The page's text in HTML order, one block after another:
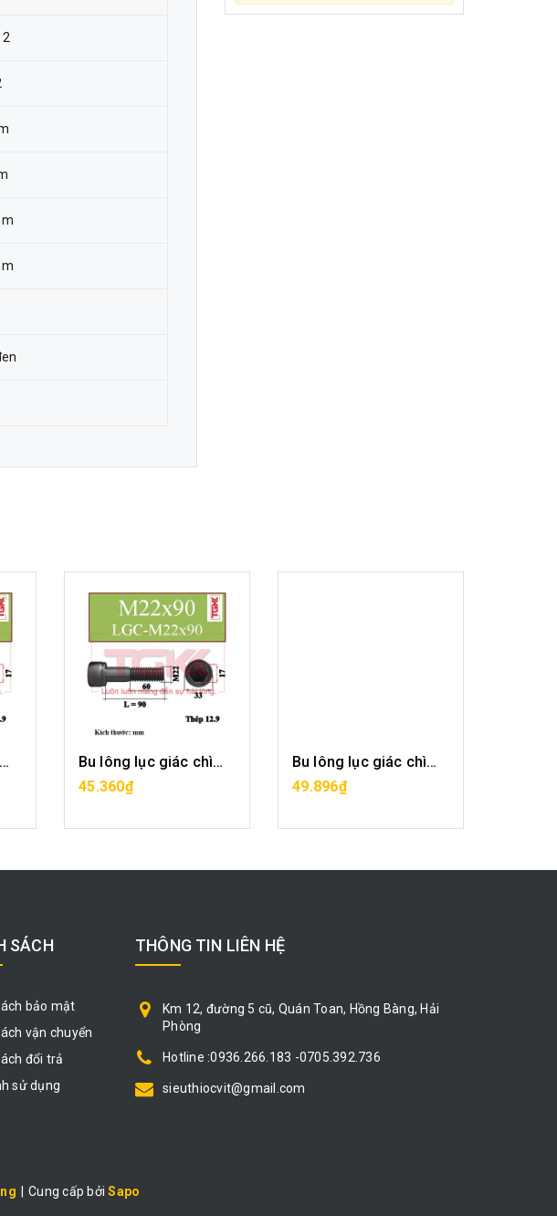
Bu lông lục giác chìm-M22x80
Bu lông lục giác chìm-M22x90
45.360₫
MUA HÀNG
Bu lông lục giác chìm-M22x100
49.896₫
MUA HÀNG
SÁCH
bảo mật
vận chuyển
đổi trả
sử dụng
THÔNG TIN LIÊN HỆ
Km 12, đường 5 cũ, Quán Toan, Hồng Bàng, Hải
Phòng
Hotline :0936.266.183 -0705.392.736
sieuthiocvit@gmail.com
Cung cấp bởiSapo